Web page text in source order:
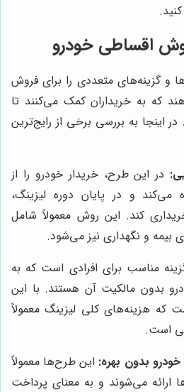
اقساطی خودرو
و گزینه‌های متعددی را برای فروش
که به خریداران کمک می‌کنند تا
اینجا به بررسی برخی از رایج‌ترین
در این طرح، خریدار خودرو را از
می‌کند و در پایان دوره لیزینگ،
کند. این روش معمولاً شامل
بیمه و نگهداری نیز می‌شود.
مناسب برای افرادی است که به
بدون مالکیت آن هستند. با این
که هزینه‌های کلی لیزینگ معمولاً
است.
بدون بهره: این طرح‌ها معمولاً
می‌شوند و به معنای پرداخت